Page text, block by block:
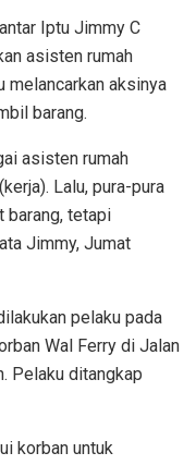
Iptu Jimmy C
asisten rumah
melancarkan aksinya
barang.
asisten rumah
Lalu, pura-pura
barang, tetapi
Jimmy, Jumat
pelaku pada
Wal Ferry di Jalan
Pelaku ditangkap
korban untuk